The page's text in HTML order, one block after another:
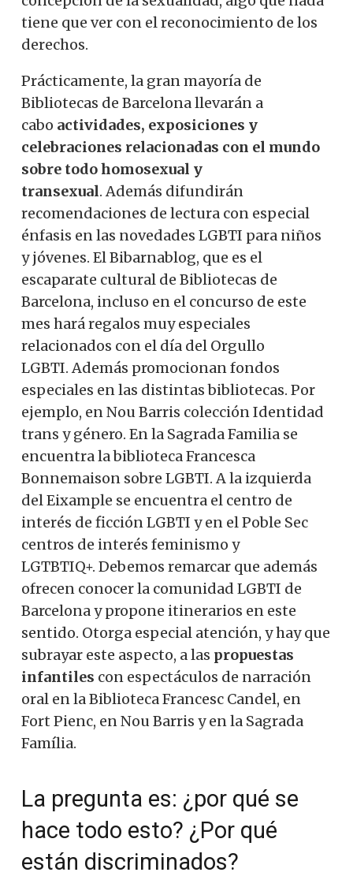
tiene que ver con el reconocimiento de los
derechos.
Prácticamente, la gran mayoría de
Bibliotecas de Barcelona llevarán a
cabo actividades, exposiciones y
celebraciones relacionadas con el mundo
sobre todo homosexual y
transexual. Además difundirán
recomendaciones de lectura con especial
énfasis en las novedades LGBTI para niños
y jóvenes. El Bibarnablog, que es el
escaparate cultural de Bibliotecas de
Barcelona, ​​incluso en el concurso de este
mes hará regalos muy especiales
relacionados con el día del Orgullo
LGBTI. Además promocionan fondos
especiales en las distintas bibliotecas. Por
ejemplo, en Nou Barris colección Identidad
trans y género. En la Sagrada Familia se
encuentra la biblioteca Francesca
Bonnemaison sobre LGBTI. A la izquierda
del Eixample se encuentra el centro de
interés de ficción LGBTI y en el Poble Sec
centros de interés feminismo y
LGTBTIQ+. Debemos remarcar que además
ofrecen conocer la comunidad LGBTI de
Barcelona y propone itinerarios en este
sentido. Otorga especial atención, y hay que
subrayar este aspecto, a las propuestas
infantiles con espectáculos de narración
oral en la Biblioteca Francesc Candel, en
Fort Pienc, en Nou Barris y en la Sagrada
Família.
La pregunta es: ¿por qué se
hace todo esto? ¿Por qué
están discriminados?